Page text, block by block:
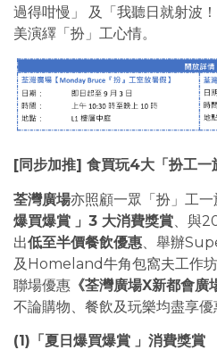
過得咁慢」 及「我聽日就射波
美演繹「扮」工心情。
[同步加推] 食買玩4大「扮工一
荃灣廣場亦照顧一眾「扮」工
爆買爆賞 」3 大消費獎賞 、與
出低至半價餐飲優惠 、舉辦
及Homeland牛角包窩夫工作
聯場優惠 《荃灣廣場X新都會廣
不論購物、餐飲及玩樂均盡享優
(1)「夏日爆買爆賞 」消費獎賞